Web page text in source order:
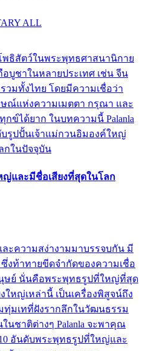
ALL
พธิสัตว์ในพระพุทธศาสนานิกาย
บูชาในหลายประเทศ เช่น จีน
วมทั้งไทย โดยมีความเชื่อว่า
ณ์แห่งความเมตตา กรุณา และ
ข์ได้ยาก ในบทความนี้ Palanla
บรูปปั้นเจ้าแม่กวนอิมองค์ใหญ่
กในปัจจุบัน
และมีชื่อเสียงที่สุดในโลก
ะความสง่างามมาบรรจบกัน มี
งท้าทายขีดจำกัดของความเชื่อ
ษย์ นั่นคือพระพุทธรูปที่ใหญ่ที่สุด
ใหญ่เหล่านี้ เป็นเครื่องพิสูจน์ถึง
ทุ่มเทที่ฝังรากลึกในวัฒนธรรม
ชาติต่างๆ Palanla จะพาคุณ
อันดับพระพุทธรูปที่ใหญ่และ